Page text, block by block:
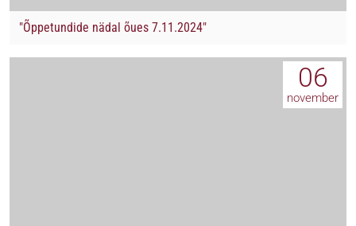
"Õppetundide nädal õues 7.11.2024"
06
november